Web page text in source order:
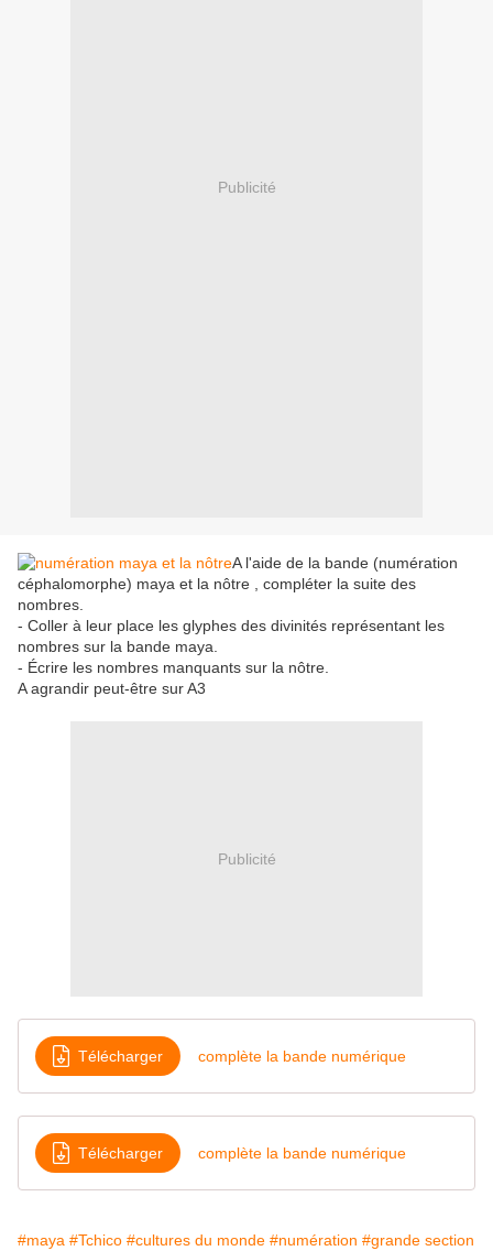
Publicité
A l'aide de la bande (numération
céphalomorphe) maya et la nôtre , compléter la suite des
nombres.
- Coller à leur place les glyphes des divinités représentant les
nombres sur la bande maya.
- Écrire les nombres manquants sur la nôtre.
A agrandir peut-être sur A3
Publicité
Télécharger complète la bande numérique
Télécharger complète la bande numérique
#maya #Tchico #cultures du monde #numération #grande section